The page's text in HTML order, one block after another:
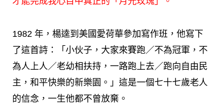
1982 年，楊逵到美國愛荷華參加寫作班，他寫下
了這首詩：「小伙子，大家來賽跑／不為冠軍，不
為人上人／老幼相扶持，一路跑上去／跑向自由民
主，和平快樂的新樂園。」這是一個七十七歲老人
的信念，一生他都不曾放棄。